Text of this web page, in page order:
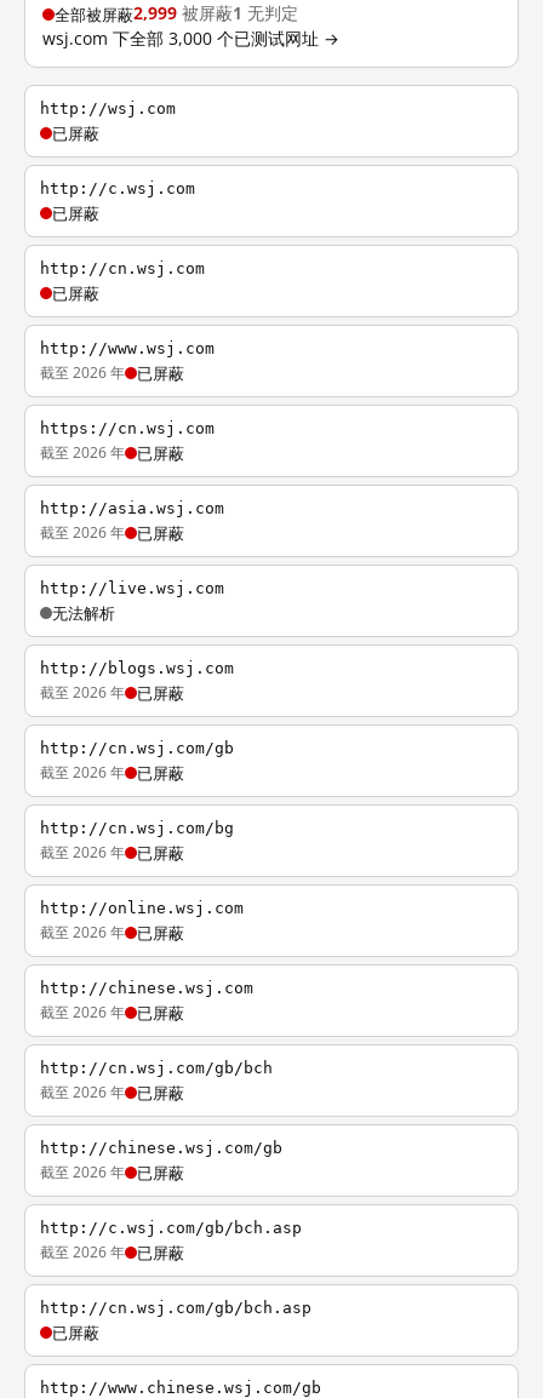
全部被屏蔽2,999 被屏蔽1 无判定
wsj.com 下全部 3,000 个已测试网址 →
http://wsj.com
已屏蔽
http://c.wsj.com
已屏蔽
http://cn.wsj.com
已屏蔽
http://www.wsj.com
截至 2026 年 已屏蔽
https://cn.wsj.com
截至 2026 年 已屏蔽
http://asia.wsj.com
截至 2026 年 已屏蔽
http://live.wsj.com
无法解析
http://blogs.wsj.com
截至 2026 年 已屏蔽
http://cn.wsj.com/gb
截至 2026 年 已屏蔽
http://cn.wsj.com/bg
截至 2026 年 已屏蔽
http://online.wsj.com
截至 2026 年 已屏蔽
http://chinese.wsj.com
截至 2026 年 已屏蔽
http://cn.wsj.com/gb/bch
截至 2026 年 已屏蔽
http://chinese.wsj.com/gb
截至 2026 年 已屏蔽
http://c.wsj.com/gb/bch.asp
截至 2026 年 已屏蔽
http://cn.wsj.com/gb/bch.asp
已屏蔽
http://www.chinese.wsj.com/gb